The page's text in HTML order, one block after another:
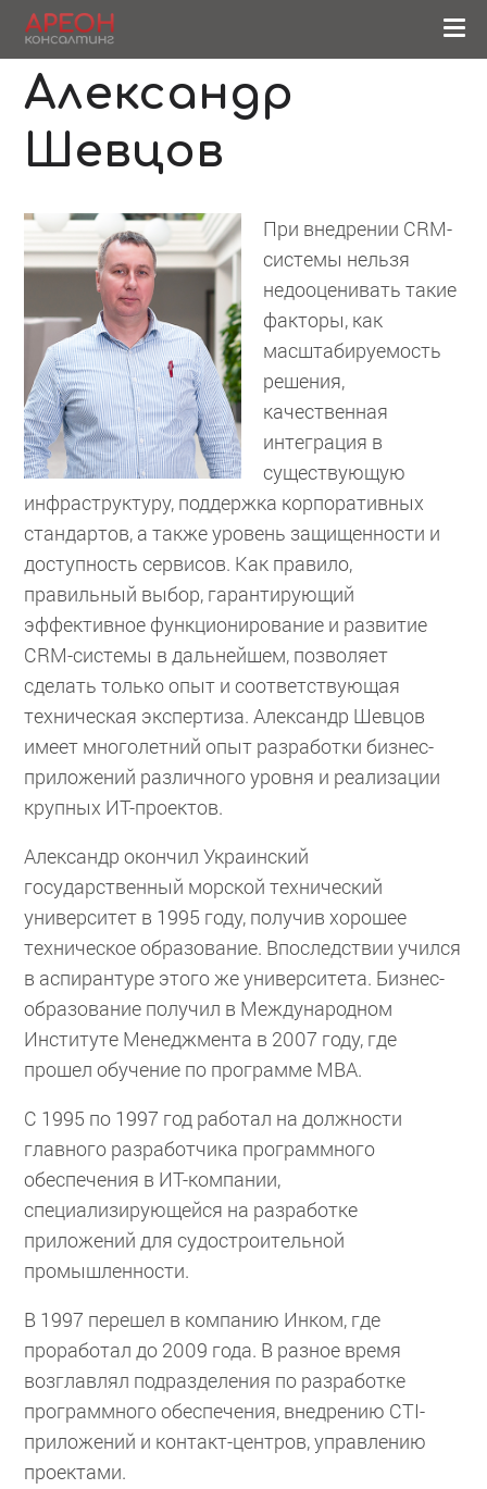
Александр
Шевцов
При внедрении CRM-
системы нельзя
недооценивать такие
факторы, как
масштабируемость
решения,
качественная
интеграция в
существующую
инфраструктуру, поддержка корпоративных
стандартов, а также уровень защищенности и
доступность сервисов. Как правило,
правильный выбор, гарантирующий
эффективное функционирование и развитие
CRM-системы в дальнейшем, позволяет
сделать только опыт и соответствующая
техническая экспертиза. Александр Шевцов
имеет многолетний опыт разработки бизнес-
приложений различного уровня и реализации
крупных ИТ-проектов.
Александр окончил Украинский
государственный морской технический
университет в 1995 году, получив хорошее
техническое образование. Впоследствии учился
в аспирантуре этого же университета. Бизнес-
образование получил в Международном
Институте Менеджмента в 2007 году, где
прошел обучение по программе МВА.
С 1995 по 1997 год работал на должности
главного разработчика программного
обеспечения в ИТ-компании,
специализирующейся на разработке
приложений для судостроительной
промышленности.
В 1997 перешел в компанию Инком, где
проработал до 2009 года. В разное время
возглавлял подразделения по разработке
программного обеспечения, внедрению CTI-
приложений и контакт-центров, управлению
проектами.